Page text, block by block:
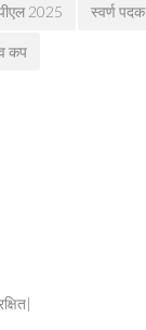
2025 स्वर्ण पदक
कप